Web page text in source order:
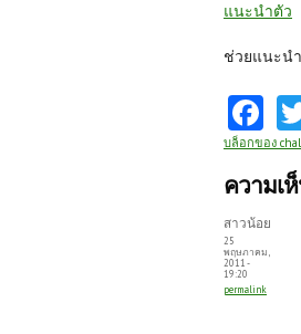
แนะนำตัว
ช่วยแนะน
Fa
ce
b
o
o
k
บล็อกของ
ความเ
สาวน้อย
25
พฤษภาคม,
2011 -
19:20
permalink